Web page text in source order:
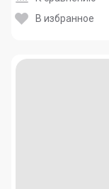
В избранное